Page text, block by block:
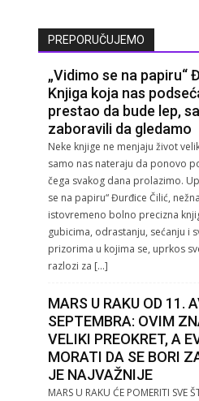
PREPORUČUJEMO
„Vidimo se na papiru“
Knjiga koja nas
prestao da bude lep,
zaboravili da gledamo
Neke knjige ne menjaju život
samo nas nateraju da ponovo
čega svakog dana prolazimo.
se na papiru“ Đurđice Čilić,
istovremeno bolno precizna
gubicima, odrastanju, sećanju i
prizorima u kojima se, uprkos
razlozi za […]
MARS U RAKU OD 11.
SEPTEMBRA: OVIM
VELIKI PREOKRET, A
MORATI DA SE BORI
JE NAJVAŽNIJE
MARS U RAKU ĆE POMERITI SVE